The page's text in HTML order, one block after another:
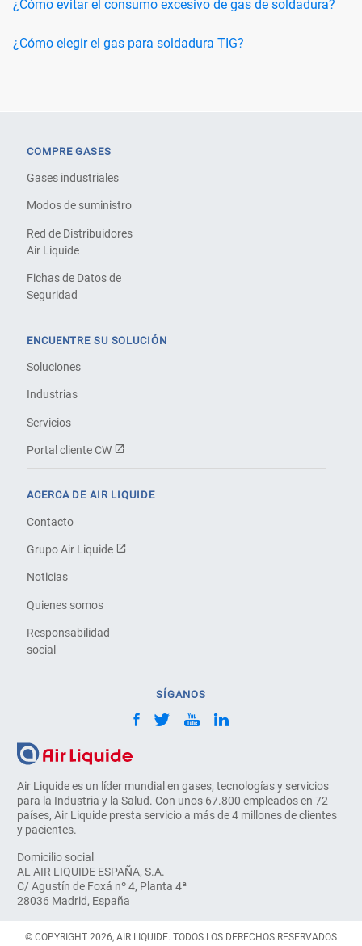
¿Cómo evitar el consumo excesivo de gas de soldadura?
¿Cómo elegir el gas para soldadura TIG?
Air Liquide es un líder mundial en gases, tecnologías y servicios
para la Industria y la Salud. Con unos 67.800 empleados en 72
países, Air Liquide presta servicio a más de 4 millones de clientes
y pacientes.
Domicilio social
AL AIR LIQUIDE ESPAÑA, S.A.
C/ Agustín de Foxá nº 4, Planta 4ª
28036 Madrid, España
COMPRE GASES
Gases industriales
Modos de suministro
Red de Distribuidores
Air Liquide
Fichas de Datos de
Seguridad
ENCUENTRE SU SOLUCIÓN
Soluciones
Industrias
Servicios
Portal cliente CW
ACERCA DE AIR LIQUIDE
Contacto
Grupo Air Liquide
Noticias
Quienes somos
Responsabilidad
social
SÍGANOS
© COPYRIGHT 2026, AIR LIQUIDE. TODOS LOS DERECHOS RESERVADOS